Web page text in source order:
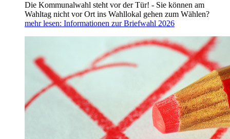
Die Kommunalwahl steht vor der Tür! - Sie können am
Wahltag nicht vor Ort ins Wahllokal gehen zum Wählen?
mehr lesen: Informationen zur Briefwahl 2026